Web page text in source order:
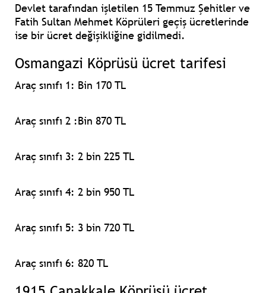
Devlet tarafından işletilen 15 Temmuz Şehitler ve
Fatih Sultan Mehmet Köprüleri geçiş ücretlerinde
ise bir ücret değişikliğine gidilmedi.
Osmangazi Köprüsü ücret tarifesi
Araç sınıfı 1: Bin 170 TL
Araç sınıfı 2 :Bin 870 TL
Araç sınıfı 3: 2 bin 225 TL
Araç sınıfı 4: 2 bin 950 TL
Araç sınıfı 5: 3 bin 720 TL
Araç sınıfı 6: 820 TL